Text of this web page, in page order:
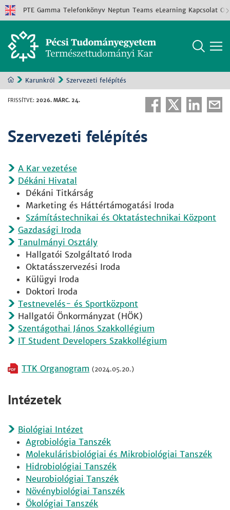
PTE Gamma Telefonkönyv Neptun Teams eLearning Kapcsolat
Karunkról Szervezeti felépítés
FRISSÍTVE: 2026. MÁRC. 24.
Szervezeti felépítés
A Kar vezetése
Dékáni Hivatal
Dékáni Titkárság
Marketing és Háttértámogatási Iroda
Számítástechnikai és Oktatástechnikai Központ
Gazdasági Iroda
Tanulmányi Osztály
Hallgatói Szolgáltató Iroda
Oktatásszervezési Iroda
Külügyi Iroda
Doktori Iroda
Testnevelés- és Sportközpont
Hallgatói Önkormányzat (HÖK)
Szentágothai János Szakkollégium
IT Student Developers Szakkollégium
TTK Organogram (2024.05.20.)
Intézetek
Biológiai Intézet
Agrobiológia Tanszék
Molekulárisbiológiai és Mikrobiológiai Tanszék
Hidrobiológiai Tanszék
Neurobiológiai Tanszék
Növénybiológiai Tanszék
Ökológiai Tanszék